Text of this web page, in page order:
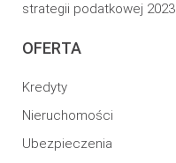
strategii podatkowej 2023
OFERTA
Kredyty
Nieruchomości
Ubezpieczenia